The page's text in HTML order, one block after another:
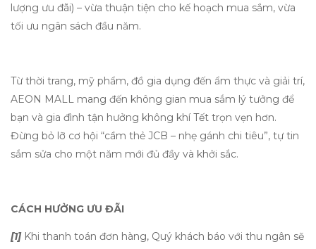
lượng ưu đãi) – vừa thuận tiện cho kế hoạch mua sắm, vừa
tối ưu ngân sách đầu năm.
Từ thời trang, mỹ phẩm, đồ gia dụng đến ẩm thực và giải trí,
AEON MALL mang đến không gian mua sắm lý tưởng để
bạn và gia đình tận hưởng không khí Tết trọn vẹn hơn.
Đừng bỏ lỡ cơ hội “cầm thẻ JCB – nhẹ gánh chi tiêu”, tự tin
sắm sửa cho một năm mới đủ đầy và khởi sắc.
CÁCH HƯỞNG ƯU ĐÃI
[1]Khi thanh toán đơn hàng, Quý khách báo với thu ngân sẽ